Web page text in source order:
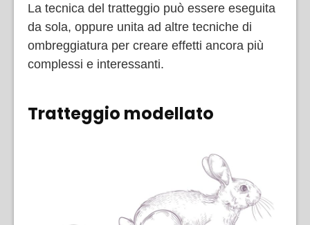
La tecnica del tratteggio può essere eseguita
da sola, oppure unita ad altre tecniche di
ombreggiatura per creare effetti ancora più
complessi e interessanti.
Tratteggio modellato